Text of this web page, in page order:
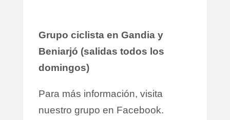
Grupo ciclista en Gandia y
Beniarjó (salidas todos los
domingos)
Para más información, visita
nuestro grupo en Facebook.